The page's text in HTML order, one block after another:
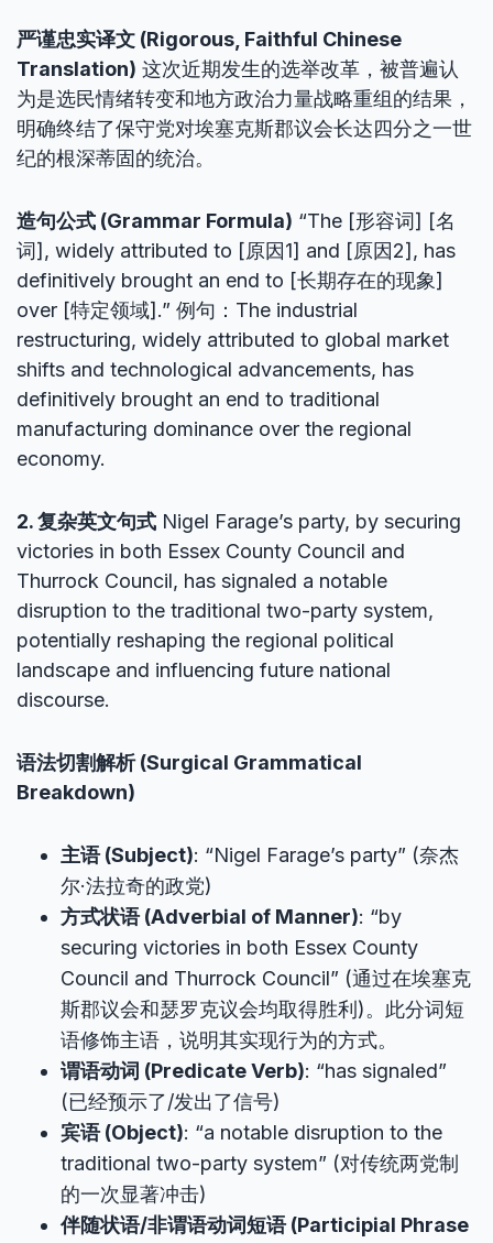
严谨忠实译文 (Rigorous, Faithful Chinese
Translation) 这次近期发生的选举改革，被普遍认
为是选民情绪转变和地方政治力量战略重组的结果，
明确终结了保守党对埃塞克斯郡议会长达四分之一世
纪的根深蒂固的统治。
造句公式 (Grammar Formula) “The [形容词] [名
词], widely attributed to [原因1] and [原因2], has
definitively brought an end to [长期存在的现象]
over [特定领域].” 例句：The industrial
restructuring, widely attributed to global market
shifts and technological advancements, has
definitively brought an end to traditional
manufacturing dominance over the regional
economy.
2. 复杂英文句式 Nigel Farage’s party, by securing
victories in both Essex County Council and
Thurrock Council, has signaled a notable
disruption to the traditional two-party system,
potentially reshaping the regional political
landscape and influencing future national
discourse.
语法切割解析 (Surgical Grammatical
Breakdown)
主语 (Subject): “Nigel Farage’s party” (奈杰
尔·法拉奇的政党)
方式状语 (Adverbial of Manner): “by
securing victories in both Essex County
Council and Thurrock Council” (通过在埃塞克
斯郡议会和瑟罗克议会均取得胜利)。此分词短
语修饰主语，说明其实现行为的方式。
谓语动词 (Predicate Verb): “has signaled”
(已经预示了/发出了信号)
宾语 (Object): “a notable disruption to the
traditional two-party system” (对传统两党制
的一次显著冲击)
伴随状语/非谓语动词短语 (Participial Phrase